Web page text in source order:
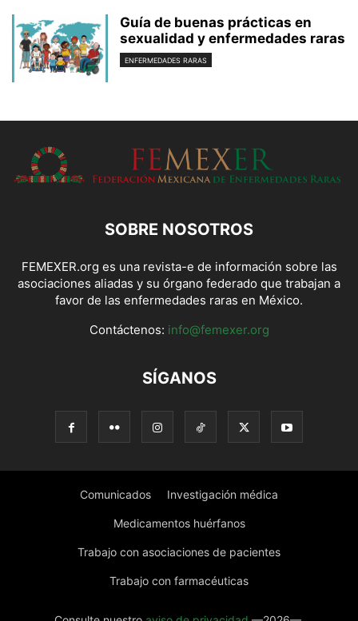
Guía de buenas prácticas en
sexualidad y enfermedades raras
ENFERMEDADES RARAS
SOBRE NOSOTROS
FEMEXER.org es una revista-e de información sobre las
asociaciones aliadas y su órgano federado que trabajan a
favor de las enfermedades raras en México.
Contáctenos: info@femexer.org
SÍGANOS
Comunicados Investigación médica
Medicamentos huérfanos
Trabajo con asociaciones de pacientes
Trabajo con farmacéuticas